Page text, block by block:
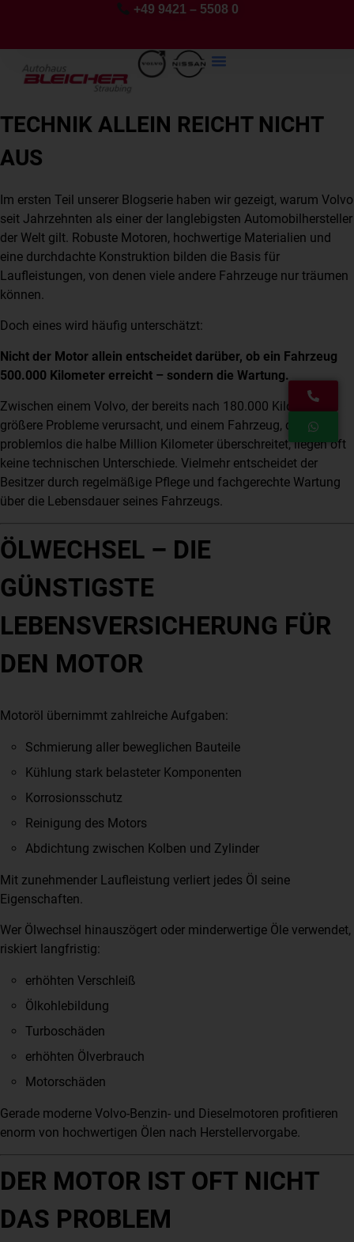
+49 9421 – 5508 0
TECHNIK ALLEIN REICHT NICHT
AUS
Im ersten Teil unserer Blogserie haben wir gezeigt, warum Volvo
seit Jahrzehnten als einer der langlebigsten Automobilhersteller
der Welt gilt. Robuste Motoren, hochwertige Materialien und
eine durchdachte Konstruktion bilden die Basis für
Laufleistungen, von denen viele andere Fahrzeuge nur träumen
können.
Doch eines wird häufig unterschätzt:
Nicht der Motor allein entscheidet darüber, ob ein Fahrzeug
500.000 Kilometer erreicht – sondern die Wartung.
Zwischen einem Volvo, der bereits nach 180.000 Kilometern
größere Probleme verursacht, und einem Fahrzeug, das
problemlos die halbe Million Kilometer überschreitet, liegen oft
keine technischen Unterschiede. Vielmehr entscheidet der
Besitzer durch regelmäßige Pflege und fachgerechte Wartung
über die Lebensdauer seines Fahrzeugs.
ÖLWECHSEL – DIE
GÜNSTIGSTE
LEBENSVERSICHERUNG FÜR
DEN MOTOR
Motoröl übernimmt zahlreiche Aufgaben:
Schmierung aller beweglichen Bauteile
Kühlung stark belasteter Komponenten
Korrosionsschutz
Reinigung des Motors
Abdichtung zwischen Kolben und Zylinder
Mit zunehmender Laufleistung verliert jedes Öl seine
Eigenschaften.
Wer Ölwechsel hinauszögert oder minderwertige Öle verwendet,
riskiert langfristig:
erhöhten Verschleiß
Ölkohlebildung
Turboschäden
erhöhten Ölverbrauch
Motorschäden
Gerade moderne Volvo-Benzin- und Dieselmotoren profitieren
enorm von hochwertigen Ölen nach Herstellervorgabe.
DER MOTOR IST OFT NICHT
DAS PROBLEM